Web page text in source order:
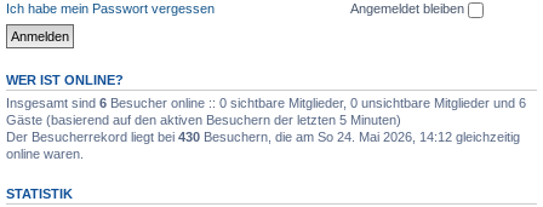
Ich habe mein Passwort vergessen
Angemeldet bleiben
WER IST ONLINE?
Insgesamt sind 6 Besucher online :: 0 sichtbare Mitglieder, 0 unsichtbare Mitglieder und 6
Gäste (basierend auf den aktiven Besuchern der letzten 5 Minuten)
Der Besucherrekord liegt bei 430 Besuchern, die am So 24. Mai 2026, 14:12 gleichzeitig
online waren.
STATISTIK